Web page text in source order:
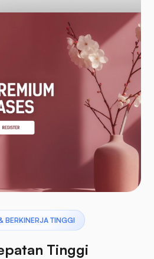
BERKINERJA TINGGI
Tinggi